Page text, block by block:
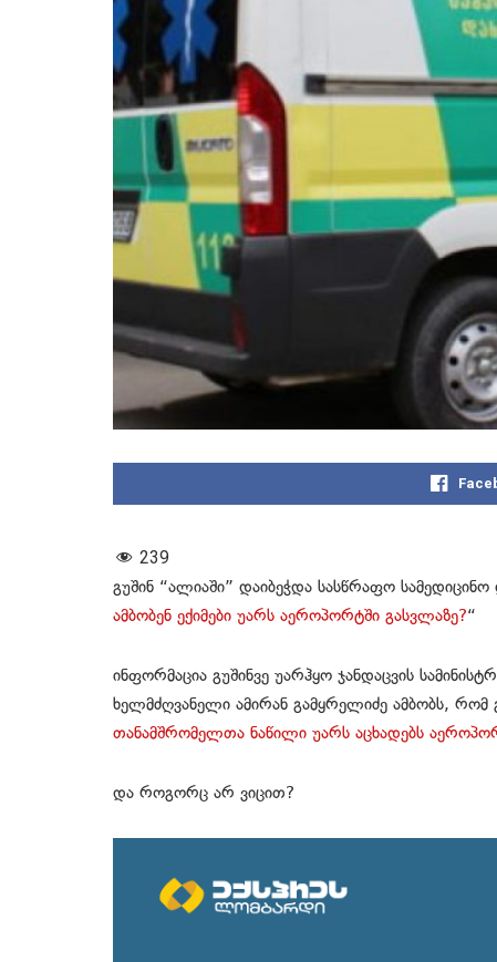
239
გუშინ “ალიაში” დაიბეჭდა სასწრაფო
ამბობენ ექიმები უარს აეროპორტში გასვლაზე?“
ინფორმაცია გუშინვე უარჰყო ჯანდაცვის
ხელმძღვანელი ამირან გამყრელიძე ამბობს,
თანამშრომელთა ნაწილი უარს აცხადებს
და როგორც არ ვიცით?